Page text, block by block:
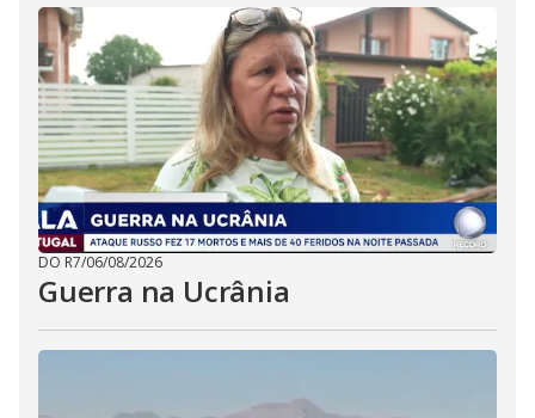
DO R7/06/08/2026
Guerra na Ucrânia